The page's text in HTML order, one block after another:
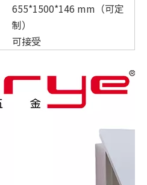
655*1500*146 mm（可定
制）
可接受